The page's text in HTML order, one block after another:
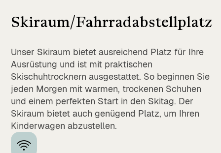
Skiraum/Fahrradabstellplatz
Unser Skiraum bietet ausreichend Platz für Ihre
Ausrüstung und ist mit praktischen
Skischuhtrocknern ausgestattet. So beginnen Sie
jeden Morgen mit warmen, trockenen Schuhen
und einem perfekten Start in den Skitag. Der
Skiraum bietet auch genügend Platz, um Ihren
Kinderwagen abzustellen.